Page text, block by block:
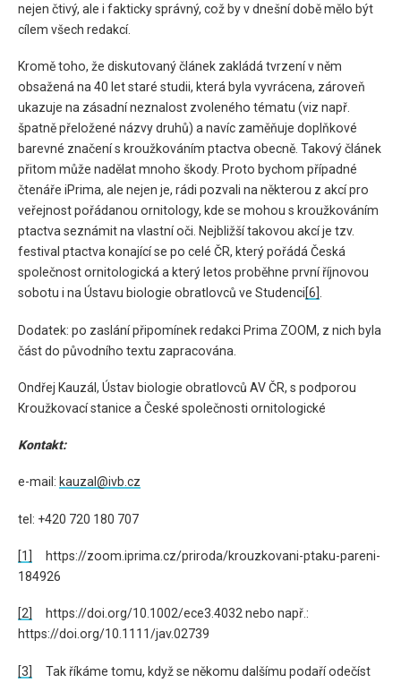
nejen čtivý, ale i fakticky správný, což by v dnešní době mělo být
cílem všech redakcí.
Kromě toho, že diskutovaný článek zakládá tvrzení v něm
obsažená na 40 let staré studii, která byla vyvrácena, zároveň
ukazuje na zásadní neznalost zvoleného tématu (viz např.
špatně přeložené názvy druhů) a navíc zaměňuje doplňkové
barevné značení s kroužkováním ptactva obecně. Takový článek
přitom může nadělat mnoho škody. Proto bychom případné
čtenáře iPrima, ale nejen je, rádi pozvali na některou z akcí pro
veřejnost pořádanou ornitology, kde se mohou s kroužkováním
ptactva seznámit na vlastní oči. Nejbližší takovou akcí je tzv.
festival ptactva konající se po celé ČR, který pořádá Česká
společnost ornitologická a který letos proběhne první říjnovou
sobotu i na Ústavu biologie obratlovců ve Studenci[6] .
Dodatek: po zaslání připomínek redakci Prima ZOOM, z nich byla
část do původního textu zapracována.
Ondřej Kauzál, Ústav biologie obratlovců AV ČR, s podporou
Kroužkovací stanice a České společnosti ornitologické
Kontakt:
e-mail: kauzal@ivb.cz
tel: +420 720 180 707
[1]
https://zoom.iprima.cz/priroda/krouzkovani-ptaku-pareni-
184926
[2]
https://doi.org/10.1002/ece3.4032 nebo např.:
https://doi.org/10.1111/jav.02739
[3]
Tak říkáme tomu, když se někomu dalšímu podaří odečíst